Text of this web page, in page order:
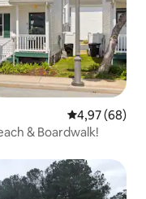
4,97 av 5 i
4,97 (68)
& Boardwalk!